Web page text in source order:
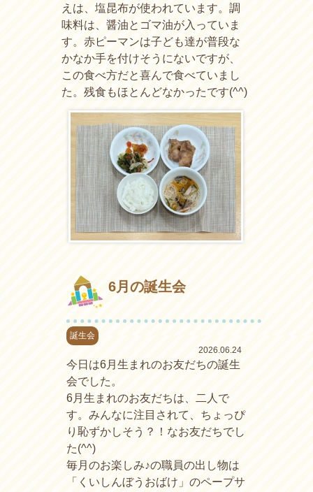
えは、塩昆布が使われています。調
味料は、醤油とゴマ油が入っていま
す。赤ピーマンは子ども達が普段な
かなか手を付けそうにないですが、
この食べ方だと喜んで食べていまし
た。残食もほとんどなかったです(^^)
6月の誕生会
誕生会
2026.06.24
今日は6月生まれのお友だちの誕生
会でした。
6月生まれのお友だちは、二人で
す。みんなに注目されて、ちょっぴ
り恥ずかしそう？！なお友だちでし
た(^^)
毎月のお楽しみ♪の職員の出し物は
「くいしんぼうおばけ」のペープサ